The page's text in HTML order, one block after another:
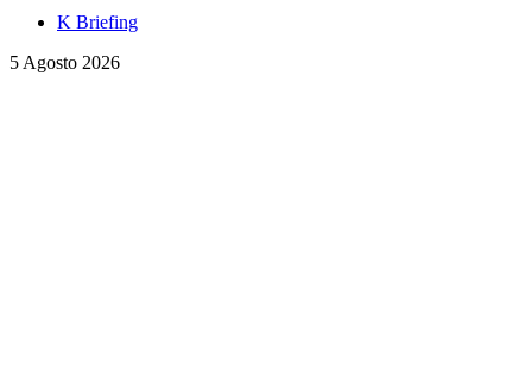
K Briefing
5 Agosto 2026